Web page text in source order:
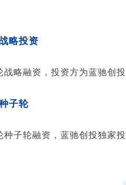
略投资
战略融资，投资方为蓝驰创
子轮
种子轮融资，蓝驰创投独家